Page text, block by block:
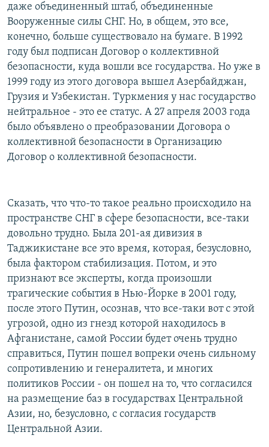
даже объединенный штаб, объединенные
Вооруженные силы СНГ. Но, в общем, это все,
конечно, больше существовало на бумаге. В 1992
году был подписан Договор о коллективной
безопасности, куда вошли все государства. Но уже в
1999 году из этого договора вышел Азербайджан,
Грузия и Узбекистан. Туркмения у нас государство
нейтральное - это ее статус. А 27 апреля 2003 года
было объявлено о преобразовании Договора о
коллективной безопасности в Организацию
Договор о коллективной безопасности.
Сказать, что что-то такое реально происходило на
пространстве СНГ в сфере безопасности, все-таки
довольно трудно. Была 201-ая дивизия в
Таджикистане все это время, которая, безусловно,
была фактором стабилизация. Потом, и это
признают все эксперты, когда произошли
трагические события в Нью-Йорке в 2001 году,
после этого Путин, осознав, что все-таки вот с этой
угрозой, одно из гнезд которой находилось в
Афганистане, самой России будет очень трудно
справиться, Путин пошел вопреки очень сильному
сопротивлению и генералитета, и многих
политиков России - он пошел на то, что согласился
на размещение баз в государствах Центральной
Азии, но, безусловно, с согласия государств
Центральной Азии.